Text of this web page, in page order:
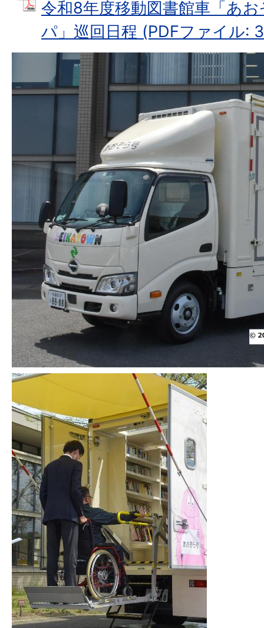
令和8年度移動図書館車「あ
パ」巡回日程 (PDFファイル: